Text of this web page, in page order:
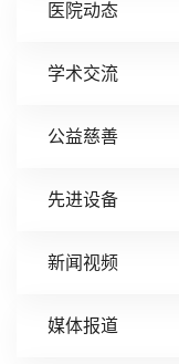
医院动态
学术交流
公益慈善
先进设备
新闻视频
媒体报道